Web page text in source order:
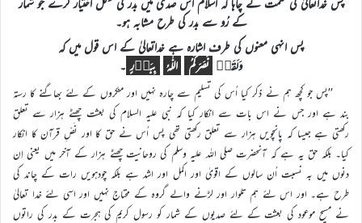
کے رُو سے بدر کی طرح مشابہ ہو۔
پس انہی معنوں کی طرف اشارہ ہے خداتعالیٰ کے اس قول میں کہ
وَلَقَدۡ نَصَرَکُمُ اللّٰہُ بِبَدۡرٍ ۔
’’پس جو کچھ ہم نے ذکر کیا اُس کی تسلیم سے چارہ نہیں اور منکروں کے لئے بھاگنے کا رستہ
بند ہے اور جس نے اس بات سے انکار کیا کہ نبی علیہ السلام کی بعثت چھٹے ہزار سے تعلق
رکھتی ہے جیسا کہ پانچویں ہزار سے تعلق رکھتی تھی پس اُس نے حق کا اور نَصِّ قرآن کا انکار
کیا۔ بلکہ حق یہ ہے کہ آنحضرت صلی اللہ علیہ وسلم کی روحانیت چھٹے ہزار کے آخر میں یعنی اِن
دنوں میں بہ نسبت اُن سالوں کے اقویٰ اور اکمل اور اشد ہے بلکہ چودہویں رات کے چاند کی
طرح ہے۔ اور اس لئے ہم تلوار اور لڑنے والے گروہ کے محتاج نہیں اور اسی لئے خدا تعالیٰ
نے مسیح موعود کی بعثت کے لئے صدیوں کے شمار کو رسول کریم کی ہجرت کے بدر کی راتوں